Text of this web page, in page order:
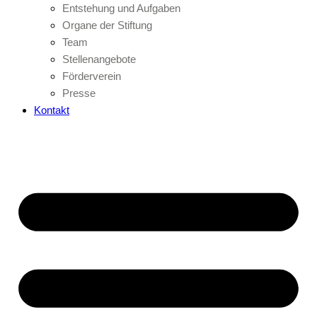
Entstehung und Aufgaben
Organe der Stiftung
Team
Stellenangebote
Förderverein
Presse
Kontakt